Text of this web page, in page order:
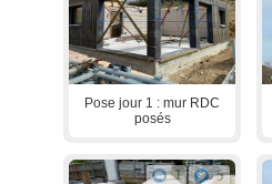
Pose jour 1 : mur RDC
posés
1 5